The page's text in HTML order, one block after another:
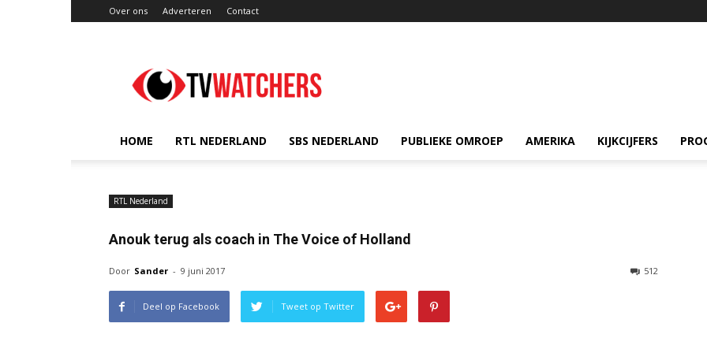
Over ons Adverteren Contact
HOME RTL NEDERLAND SBS NEDERLAND PUBLIEKE OMROEP AMERIKA KIJKCIJFERS
RTL Nederland
Anouk terug als coach in The Voice of Holland
Door Sander - 9 juni 2017 512
Deel op Facebook Tweet op Twitter